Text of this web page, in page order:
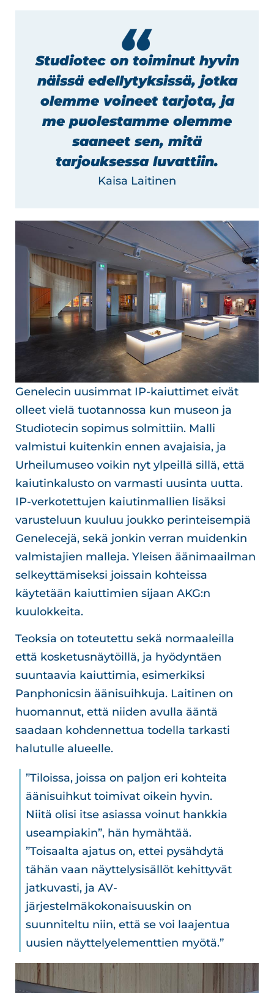
Studiotec on toiminut hyvin
näissä edellytyksissä, jotka
olemme voineet tarjota, ja
me puolestamme olemme
saaneet sen, mitä
tarjouksessa luvattiin.
Kaisa Laitinen
Genelecin uusimmat IP-kaiuttimet eivät
olleet vielä tuotannossa kun museon ja
Studiotecin sopimus solmittiin. Malli
valmistui kuitenkin ennen avajaisia, ja
Urheilumuseo voikin nyt ylpeillä sillä, että
kaiutinkalusto on varmasti uusinta uutta.
IP-verkotettujen kaiutinmallien lisäksi
varusteluun kuuluu joukko perinteisempiä
Genelecejä, sekä jonkin verran muidenkin
valmistajien malleja. Yleisen äänimaailman
selkeyttämiseksi joissain kohteissa
käytetään kaiuttimien sijaan AKG:n
kuulokkeita.
Teoksia on toteutettu sekä normaaleilla
että kosketusnäytöillä, ja hyödyntäen
suuntaavia kaiuttimia, esimerkiksi
Panphonicsin äänisuihkuja. Laitinen on
huomannut, että niiden avulla ääntä
saadaan kohdennettua todella tarkasti
halutulle alueelle.
”Tiloissa, joissa on paljon eri kohteita
äänisuihkut toimivat oikein hyvin.
Niitä olisi itse asiassa voinut hankkia
useampiakin”, hän hymähtää.
”Toisaalta ajatus on, ettei pysähdytä
tähän vaan näyttelysisällöt kehittyvät
jatkuvasti, ja AV-
järjestelmäkokonaisuuskin on
suunniteltu niin, että se voi laajentua
uusien näyttelyelementtien myötä.”